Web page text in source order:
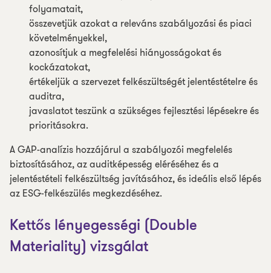
folyamatait,
összevetjük azokat a releváns szabályozási és piaci
követelményekkel,
azonosítjuk a megfelelési hiányosságokat és
kockázatokat,
értékeljük a szervezet felkészültségét jelentéstételre és
auditra,
javaslatot teszünk a szükséges fejlesztési lépésekre és
prioritásokra.
A GAP-analízis hozzájárul a szabályozói megfelelés
biztosításához, az auditképesség eléréséhez és a
jelentéstételi felkészültség javításához, és ideális első lépés
az ESG-felkészülés megkezdéséhez.
Kettős lényegességi (Double
Materiality) vizsgálat